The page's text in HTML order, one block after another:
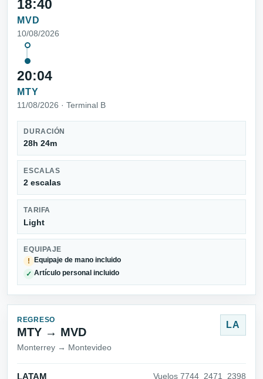
18:40
MVD
10/08/2026
20:04
MTY
11/08/2026 · Terminal B
DURACIÓN
28h 24m
ESCALAS
2 escalas
TARIFA
Light
EQUIPAJE
!
Equipaje de mano incluido
✓ Artículo personal incluido
REGRESO
MTY → MVD
Monterrey → Montevideo
LA
LATAM Vuelos 7744_2471_2398